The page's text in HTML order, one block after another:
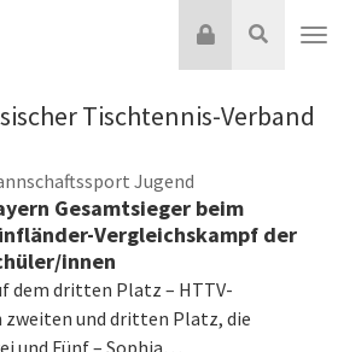
Suche
Login
Tischtennis-Verband
Jugend
Gesamtsieger beim
Vergleichskampf der
innen
dem dritten Platz – HTTV-
und dritten Platz, die
und Fünf – Sophia…